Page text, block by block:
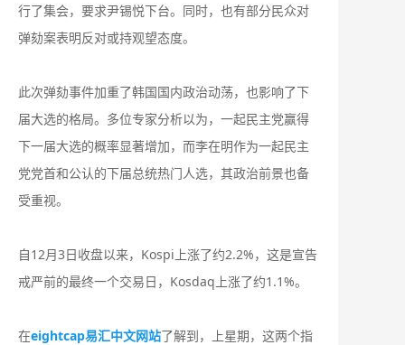
行了集会，要求尹锡悦下台。同时，也有部分民众对
弹劾案表明反对或持观望态度。
此次弹劾事件加重了韩国国内政治动荡，也影响了下
届大选的格局。多位专家分析以为，一起民主党赢得
下一届大选的概率显著增加，而李在明作为一起民主
党党首和公认的下届总统热门人选，其政治前景也备
受重视。
自12月3日收盘以来，Kospi上涨了约2.2%，这是宣告
戒严前的最终一个交易日，Kosdaq上涨了约1.1%。
在eightcap易汇中文网站了解到，上星期，这两个指